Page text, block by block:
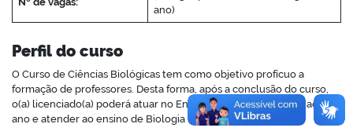
ano)
Perfil do curso
O Curso de Ciências Biológicas tem como objetivo profícuo a
formação de professores. Desta forma, após a conclusão do curso,
o(a) licenciado(a) poderá atuar no Ensino Fundamental do 6º ao 9º
ano e atender ao ensino de Biologia no Ensino Médio.